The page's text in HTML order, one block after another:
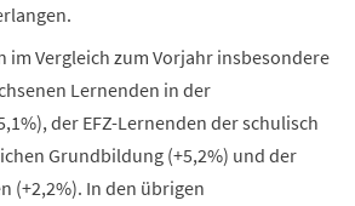
im Vergleich zum Vorjahr insbesondere
Lernenden in der
der EFZ-Lernenden der schulisch
Grundbildung (+5,2%) und der
(+2,2%). In den übrigen